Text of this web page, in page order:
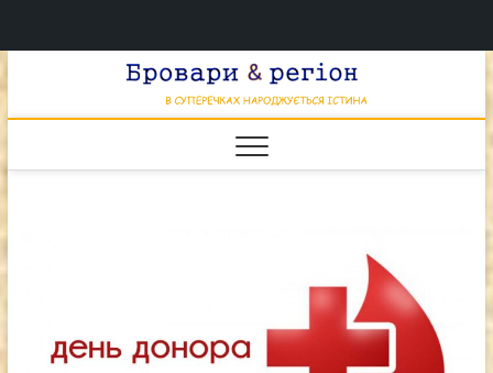
&
НАРОДЖУЄТЬСЯ